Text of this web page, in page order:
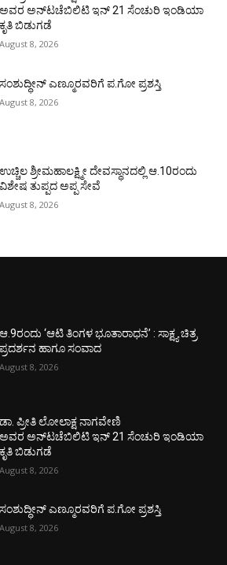
ಅವರ ಅನ್‌ಟಚೆಬಿಲಿಟಿ ಇನ್ 21 ಸೆಂಚುರಿ ಇಂಡಿಯಾ
ಕೃತಿ ಬಿಡುಗಡೆ
August 8, 2026
ಸಂಶುದ್ಧೀನ್ ಎಣ್ಮೂರವರಿಗೆ ಪ.ಗೋ ಪ್ರಶಸ್ತಿ
August 8, 2026
ಉಚ್ಚಿಲ ಶ್ರೀಮಹಾಲಕ್ಷ್ಮೀ ದೇವಸ್ಥಾನದಲ್ಲಿ ಆ.10ರಂದು
ವಿಶೇಷ ತುಪ್ಪದ ಅಪ್ಪ ಸೇವೆ
August 8, 2026
ಆ.9ರಂದು ‘ಆಟಿ ತಿಂಗಳ ಭೂತಾರಾಧನೆ’ : ಸಾಕ್ಷ್ಯ ಚಿತ್ರ
ಪ್ರದರ್ಶನ ಹಾಗೂ ಸಂವಾದ
August 8, 2026
ಡಾ. ಪ್ರೀತಿ ಲೋಲಾಕ್ಷ ನಾಗವೇಣಿ
ಅವರ ಅನ್‌ಟಚೆಬಿಲಿಟಿ ಇನ್ 21 ಸೆಂಚುರಿ ಇಂಡಿಯಾ
ಕೃತಿ ಬಿಡುಗಡೆ
August 8, 2026
ಸಂಶುದ್ಧೀನ್ ಎಣ್ಮೂರವರಿಗೆ ಪ.ಗೋ ಪ್ರಶಸ್ತಿ
August 8, 2026